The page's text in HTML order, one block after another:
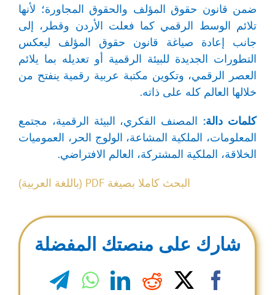
ضمن قانون حقوق المؤلف والحقوق المجاورة؛ لأنها
تلائم الوسط الرقمي كما فعلت الأردن وقطر، إلى
جانب إعادة صياغة قانون حقوق المؤلف ليعكس
التطورات الجديدة للبيئة الرقمية أو تعديله بما يلائم
العصر الرقمي، وتكوين مكتبة عربية رقمية ينفتح من
خلالها العالم كله على ذاته.
كلمات دالة: المصنف الفكري، البيئة الرقمية، مجتمع
المعلومات، الملكية المشاعة، الولوج الحر، العموميات
الخلاقة، الملكية المشتركة، العالم الافتراضي.
البحث كاملا بصيغة PDF (باللغة العربية)
شارك على منصتك المفضلة
Facebook
X
Reddit
LinkedIn